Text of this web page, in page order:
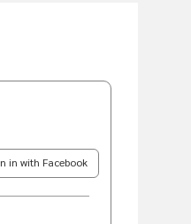
in with Facebook